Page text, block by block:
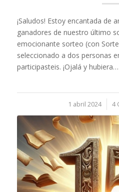
¡Saludos! Estoy encantada de
ganadores de nuestro último
emocionante sorteo (con
seleccionado a dos personas
participasteis. ¡Ojalá y hubiera…
1 abril 2024
/ 4